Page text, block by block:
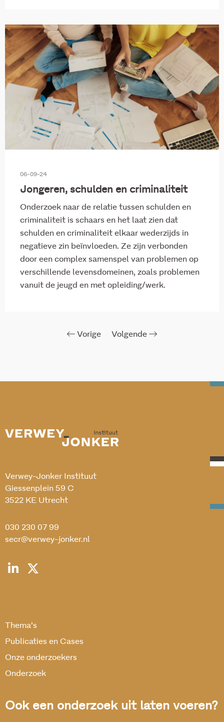
06-09-24
Jongeren, schulden en criminaliteit
Onderzoek naar de relatie tussen schulden en
criminaliteit is schaars en het laat zien dat
schulden en criminaliteit elkaar wederzijds in
negatieve zin beïnvloeden. Ze zijn verbonden
door een complex samenspel van problemen op
verschillende levensdomeinen, zoals problemen
vanuit de jeugd en met opleiding/werk.
Vorige Volgende
Verwey-Jonker Instituut
Giessenplein 59 C
3522 KE Utrecht
030 230 07 99
secr@verwey-jonker.nl
Thema’s
Publicaties en Cases
Onze onderzoekers
Onderzoek
Ook een onderzoek uit laten voeren?